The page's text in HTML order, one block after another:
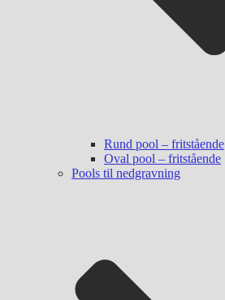
Rund pool – fritstående
Oval pool – fritstående
Pools til nedgravning